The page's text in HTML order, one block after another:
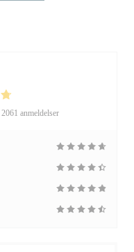
2061 anmeldelser